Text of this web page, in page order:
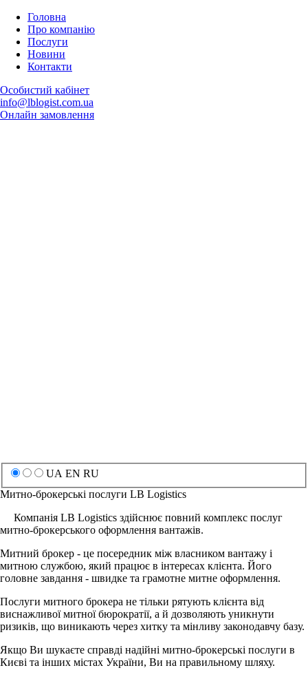
Головна
Про компанію
Послуги
Новини
Контакти
Особистий кабінет
info@lblogist.com.ua
Oнлайн замовлення
UA EN RU
Митно-брокерські послуги LB Logistics
Компанія LB Logistics здійснює повний комплекс послуг
митно-брокерського оформлення вантажів.
Митний брокер - це посередник між власником вантажу і
митною службою, який працює в інтересах клієнта. Його
головне завдання - швидке та грамотне митне оформлення.
Послуги митного брокера не тільки рятують клієнта від
виснажливої митної бюрократії, а й дозволяють уникнути
ризиків, що виникають через хитку та мінливу законодавчу базу.
Якщо Ви шукаєте справді надійні митно-брокерські послуги в
Києві та інших містах України, Ви на правильному шляху.